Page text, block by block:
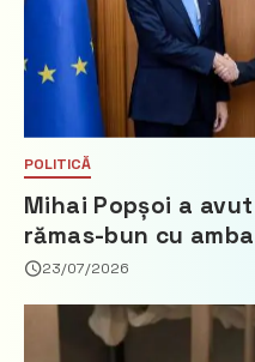
POLITICĂ
Mihai Popșoi a
rămas-bun cu
Țărilor de Jos, Fred
23/07/2026